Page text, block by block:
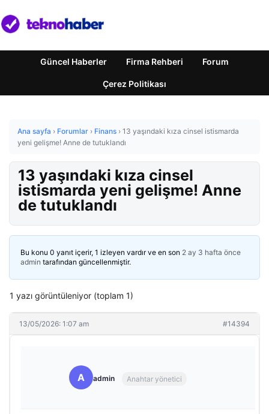
Güncel Haberler Firma Rehberi Forum
Çerez Politikası
Ana sayfa › Forumlar › Finans › 13 yaşındaki kıza cinsel istismarda
yeni gelişme! Anne de tutuklandı
13 yaşındaki kıza cinsel
istismarda yeni gelişme! Anne
de tutuklandı
Bu konu 0 yanıt içerir, 1 izleyen vardır ve en son 2 ay 3 hafta önce
admin tarafından güncellenmiştir.
1 yazı görüntüleniyor (toplam 1)
13/05/2026: 1:07 am #14394
A admin Anahtar yönetici